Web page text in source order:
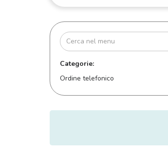
Categorie:
Ordine telefonico